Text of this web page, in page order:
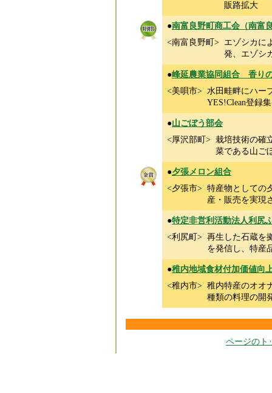
販路拡大
●南富良野町商工会（南富
<南富良野町> エゾシカに
発、エゾシ
●峰延農業協同組合 香り
<美唄市> 水田畦畔にハー
YES!Clean登録
●山ごぼう部会
<厚沢部町> 栽培技術の確
菜である山ご
●夕張メロン組合
<夕張市> 特産物としての
産・販売を実現
●特定非営利活動法人利尻
<利尻町> 再生した石蔵を
を発信し、特産
●稚内地域食材付加価値向
<稚内市> 稚内特産のオオ
種類の料理の開
ページのト